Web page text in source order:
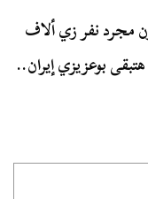
مجرد نفر زي ألاف
بوعزيزي إيران..